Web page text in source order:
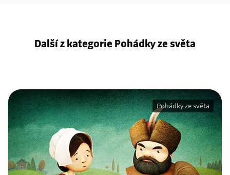
Další z kategorie Pohádky ze světa
Pohádky ze světa